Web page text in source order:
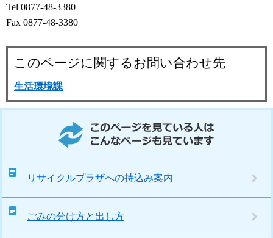
Tel 0877-48-3380
Fax 0877-48-3380
このページに関するお問い合わせ先
生活環境課
リサイクルプラザへの持込み案内
ごみの分け方と出し方